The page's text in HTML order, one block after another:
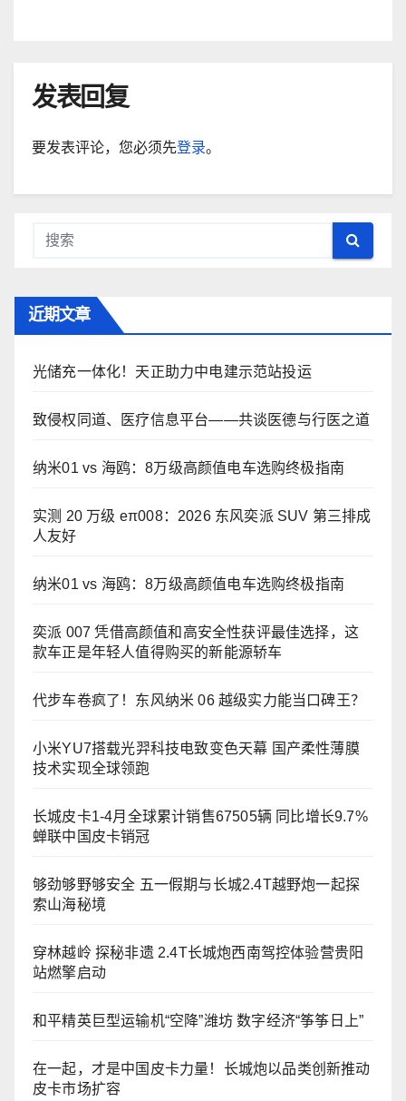
发表回复
要发表评论，您必须先登录。
近期文章
光储充一体化！天正助力中电建示范站投运
致侵权同道、医疗信息平台——共谈医德与行医之道
纳米01 vs 海鸥：8万级高颜值电车选购终极指南
实测 20 万级 eπ008：2026 东风奕派 SUV 第三排成
人友好
纳米01 vs 海鸥：8万级高颜值电车选购终极指南
奕派 007 凭借高颜值和高安全性获评最佳选择，这
款车正是年轻人值得购买的新能源轿车
代步车卷疯了！东风纳米 06 越级实力能当口碑王？
小米YU7搭载光羿科技电致变色天幕 国产柔性薄膜
技术实现全球领跑
长城皮卡1-4月全球累计销售67505辆 同比增长9.7%
蝉联中国皮卡销冠
够劲够野够安全 五一假期与长城2.4T越野炮一起探
索山海秘境
穿林越岭 探秘非遗 2.4T长城炮西南驾控体验营贵阳
站燃擎启动
和平精英巨型运输机“空降”潍坊 数字经济“筝筝日上”
在一起，才是中国皮卡力量！长城炮以品类创新推动
皮卡市场扩容